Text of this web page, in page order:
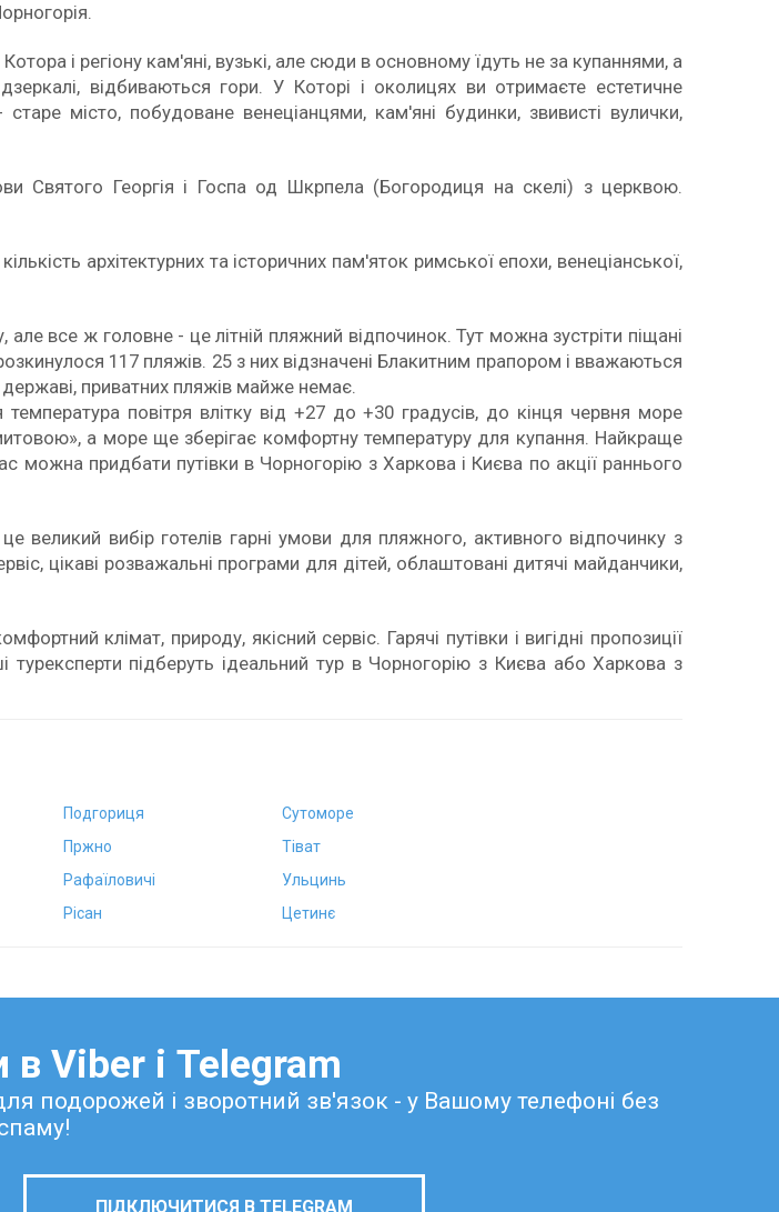
і регіону кам'яні, вузькі, але сюди в основному їдуть не за купаннями, а
відбиваються гори. У Которі і околицях ви отримаєте естетичне
місто, побудоване венеціанцями, кам'яні будинки, звивисті вулички,
Святого Георгія і Госпа од Шкрпела (Богородиця на скелі) з церквою.
архітектурних та історичних пам'яток римської епохи, венеціанської,
все ж головне - це літній пляжний відпочинок. Тут можна зустріти піщані
117 пляжів. 25 з них відзначені Блакитним прапором і вважаються
приватних пляжів майже немає.
повітря влітку від +27 до +30 градусів, до кінця червня море
а море ще зберігає комфортну температуру для купання. Найкраще
можна придбати путівки в Чорногорію з Харкова і Києва по акції раннього
великий вибір готелів гарні умови для пляжного, активного відпочинку з
цікаві розважальні програми для дітей, облаштовані дитячі майданчики,
клімат, природу, якісний сервіс. Гарячі путівки і вигідні пропозиції
підберуть ідеальний тур в Чорногорію з Києва або Харкова з
Подгориця
Пржно
Рафаїловичі
Рісан
Сутоморе
Тіват
Ульцинь
Цетинє
в Viber і Telegram
подорожей і зворотний зв'язок - у Вашому телефоні без
ПІДКЛЮЧИТИСЯ В TELEGRAM